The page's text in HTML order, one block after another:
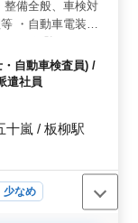
企業でスキル
で一貫した業
かしさらなる
整備全般、車検対
・自動車電装品
ック経験のある
歓迎（50代の技
ある方優遇☆
自動車検査員) /
遣社員
十嵐 / 板柳駅
少なめ